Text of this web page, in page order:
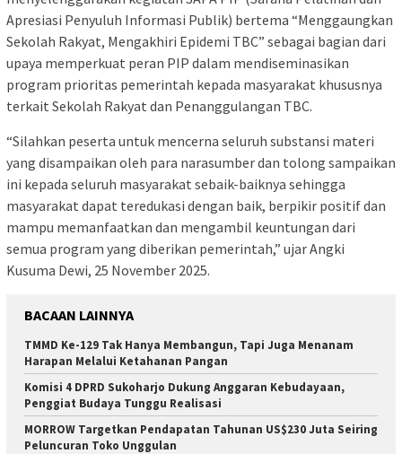
Apresiasi Penyuluh Informasi Publik) bertema “Menggaungkan
Sekolah Rakyat, Mengakhiri Epidemi TBC” sebagai bagian dari
upaya memperkuat peran PIP dalam mendiseminasikan
program prioritas pemerintah kepada masyarakat khususnya
terkait Sekolah Rakyat dan Penanggulangan TBC.
“Silahkan peserta untuk mencerna seluruh substansi materi
yang disampaikan oleh para narasumber dan tolong sampaikan
ini kepada seluruh masyarakat sebaik-baiknya sehingga
masyarakat dapat teredukasi dengan baik, berpikir positif dan
mampu memanfaatkan dan mengambil keuntungan dari
semua program yang diberikan pemerintah,” ujar Angki
Kusuma Dewi, 25 November 2025.
BACAAN LAINNYA
TMMD Ke-129 Tak Hanya Membangun, Tapi Juga Menanam
Harapan Melalui Ketahanan Pangan
Komisi 4 DPRD Sukoharjo Dukung Anggaran Kebudayaan,
Penggiat Budaya Tunggu Realisasi
MORROW Targetkan Pendapatan Tahunan US$230 Juta Seiring
Peluncuran Toko Unggulan